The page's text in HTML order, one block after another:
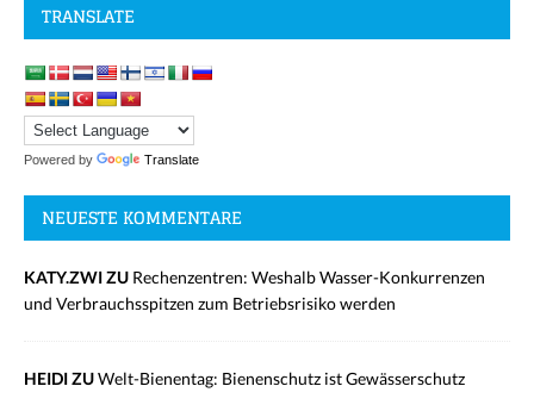
TRANSLATE
Powered by Translate
NEUESTE KOMMENTARE
KATY.ZWI ZU Rechenzentren: Weshalb Wasser-Konkurrenzen
und Verbrauchsspitzen zum Betriebsrisiko werden
HEIDI ZUWelt-Bienentag: Bienenschutz ist Gewässerschutz